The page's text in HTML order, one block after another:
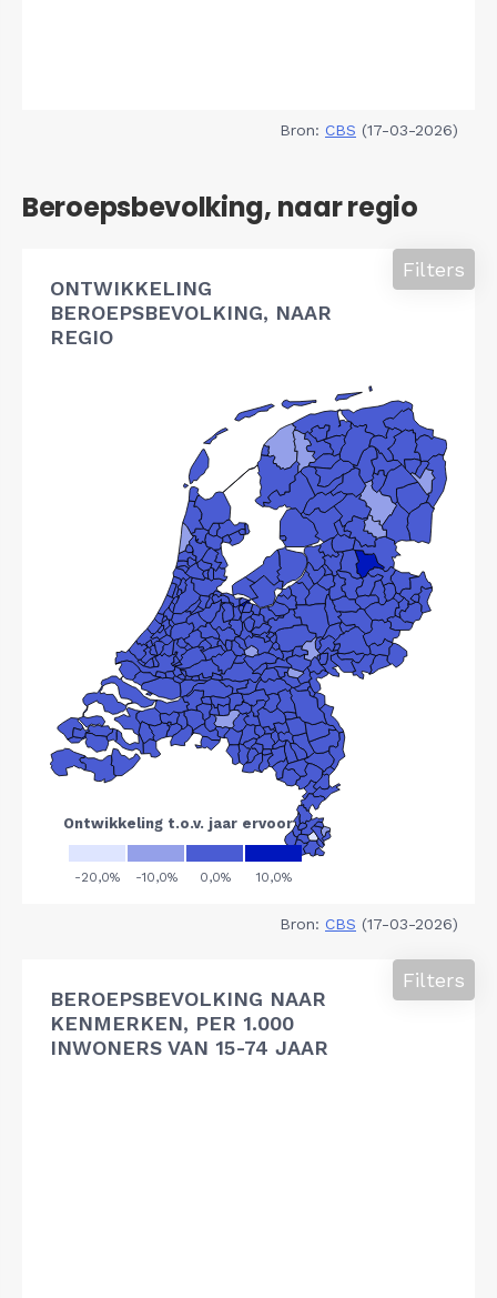
Bron: CBS (17-03-2026)
Beroepsbevolking, naar regio
ONTWIKKELING
BEROEPSBEVOLKING, NAAR
REGIO
Filters
Bron: CBS (17-03-2026)
BEROEPSBEVOLKING NAAR
KENMERKEN, PER 1.000
INWONERS VAN 15-74 JAAR
Filters